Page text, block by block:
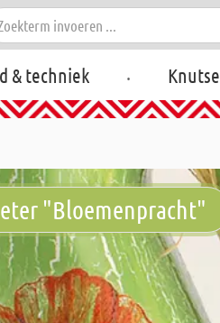
& techniek .
"Bloemenpracht"